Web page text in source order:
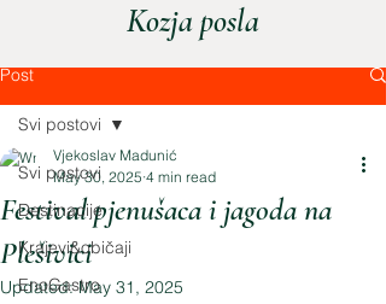
Kozja posla
Post
Svi postovi
Destinacije
Krajevi&običaji
EnoGastro
Svi postovi
Festival pjenušaca i jagoda na
Plešivici
Vjekoslav Madunić
May 30, 2025 4 min read
Updated:May 31, 2025